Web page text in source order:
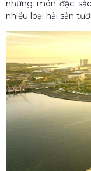
những món đặc
nhiều loại hải sản